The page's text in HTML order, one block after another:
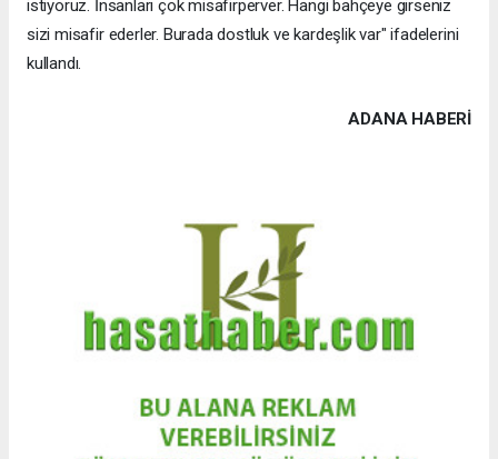
istiyoruz. İnsanları çok misafirperver. Hangi bahçeye girseniz
sizi misafir ederler. Burada dostluk ve kardeşlik var" ifadelerini
kullandı.
ADANA HABERİ